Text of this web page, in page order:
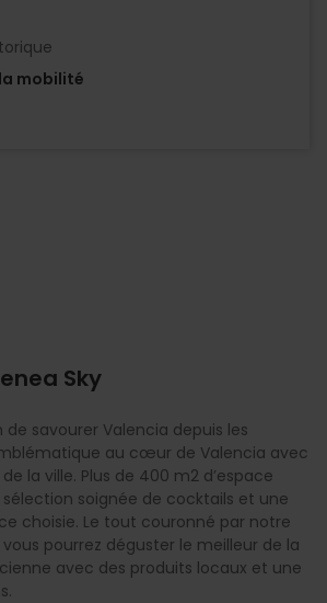
mobilité
Sky
savourer Valencia depuis les
au cœur de Valencia avec
la ville. Plus de 400 m2 d’espace
soignée de cocktails et une
choisie. Le tout couronné par notre
pourrez déguster le meilleur de la
avec des produits locaux et une